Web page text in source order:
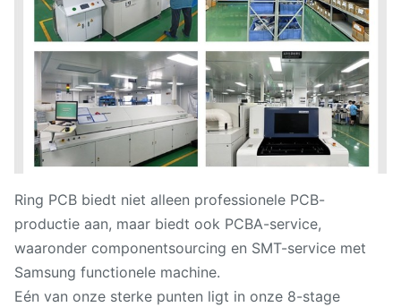
Ring PCB biedt niet alleen professionele PCB-
productie aan, maar biedt ook PCBA-service,
waaronder componentsourcing en SMT-service met
Samsung functionele machine.
Eén van onze sterke punten ligt in onze 8-stage